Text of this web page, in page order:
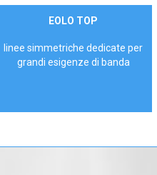
ContattaciEOLO TOP
linee simmetriche dedicate per
grandi esigenze di banda